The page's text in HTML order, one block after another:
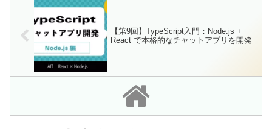
【第9回】TypeScript入門：Node.js +
React で本格的なチャットアプリを開発